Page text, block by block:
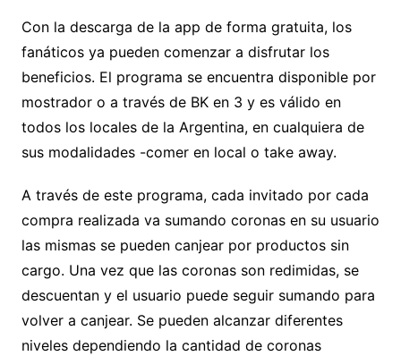
Con la descarga de la app de forma gratuita, los
fanáticos ya pueden comenzar a disfrutar los
beneficios. El programa se encuentra disponible por
mostrador o a través de BK en 3 y es válido en
todos los locales de la Argentina, en cualquiera de
sus modalidades -comer en local o take away.
A través de este programa, cada invitado por cada
compra realizada va sumando coronas en su usuario
las mismas se pueden canjear por productos sin
cargo. Una vez que las coronas son redimidas, se
descuentan y el usuario puede seguir sumando para
volver a canjear. Se pueden alcanzar diferentes
niveles dependiendo la cantidad de coronas